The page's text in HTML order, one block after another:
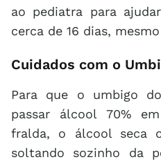
ao pediatra para
cerca de 16 dias,
Cuidados com o
Para que o umbigo
passar álcool 70%
fralda, o álcool seca
soltando sozinho da